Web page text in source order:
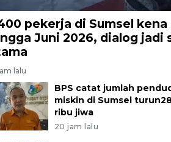
pekerja di Sumsel kena
Juni 2026, dialog jadi
lalu
BPS catat jumlah
miskin di Sumsel
ribu jiwa
20 jam lalu